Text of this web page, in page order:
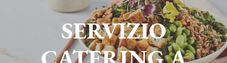
SERVIZIO